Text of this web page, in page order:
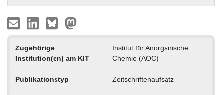
Zugehörige
Institution(en) am KIT
Institut für Anorganische
Chemie (AOC)
Publikationstyp Zeitschriftenaufsatz